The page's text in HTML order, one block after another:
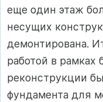
еще один этаж
несущих
демонтирована.
работой в рамках
реконструкции
фундамента для